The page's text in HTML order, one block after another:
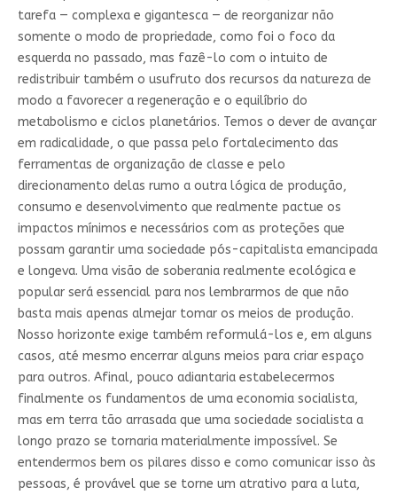
tarefa — complexa e gigantesca — de reorganizar não
somente o modo de propriedade, como foi o foco da
esquerda no passado, mas fazê-lo com o intuito de
redistribuir também o usufruto dos recursos da natureza de
modo a favorecer a regeneração e o equilíbrio do
metabolismo e ciclos planetários. Temos o dever de avançar
em radicalidade, o que passa pelo fortalecimento das
ferramentas de organização de classe e pelo
direcionamento delas rumo a outra lógica de produção,
consumo e desenvolvimento que realmente pactue os
impactos mínimos e necessários com as proteções que
possam garantir uma sociedade pós-capitalista emancipada
e longeva. Uma visão de soberania realmente ecológica e
popular será essencial para nos lembrarmos de que não
basta mais apenas almejar tomar os meios de produção.
Nosso horizonte exige também reformulá-los e, em alguns
casos, até mesmo encerrar alguns meios para criar espaço
para outros. Afinal, pouco adiantaria estabelecermos
finalmente os fundamentos de uma economia socialista,
mas em terra tão arrasada que uma sociedade socialista a
longo prazo se tornaria materialmente impossível. Se
entendermos bem os pilares disso e como comunicar isso às
pessoas, é provável que se torne um atrativo para a luta,